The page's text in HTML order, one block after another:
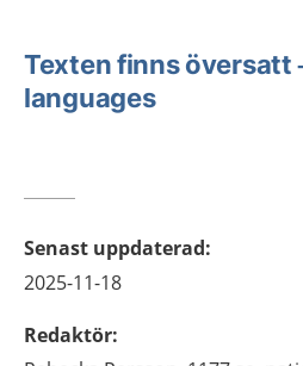
Texten finns översatt
languages
Senast uppdaterad:
2025-11-18
Redaktör: